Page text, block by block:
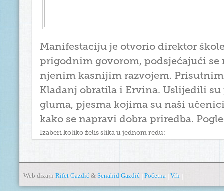
Manifestaciju je otvorio direktor
prigodnim govorom, podsjećajući se
njenim kasnijim razvojem.
Kladanj obratila i Ervina. Uslijedili
gluma, pjesma kojima su naši
kako se napravi dobra priredba.
Izaberi koliko želis slika u jednom redu:
Web dizajn Rifet Gazdić & Senahid Gazdić | Početna | Vrh |